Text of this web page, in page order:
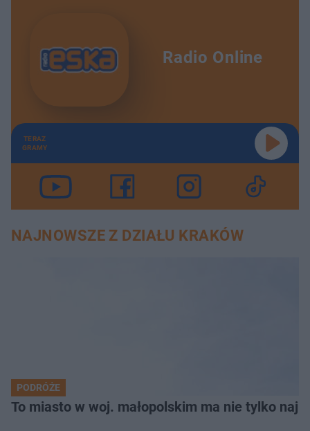
Radio Online
TERAZ
GRAMY
NAJNOWSZE Z DZIAŁU KRAKÓW
PODRÓŻE
To miasto w woj. małopolskim ma nie tylko